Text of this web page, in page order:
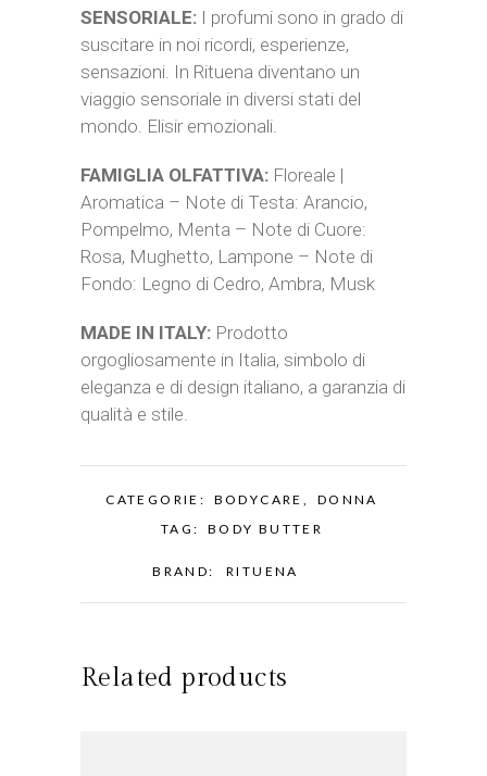
SENSORIALE: I profumi sono in grado di
suscitare in noi ricordi, esperienze,
sensazioni. In Rituena diventano un
viaggio sensoriale in diversi stati del
mondo. Elisir emozionali.
FAMIGLIA OLFATTIVA: Floreale |
Aromatica – Note di Testa: Arancio,
Pompelmo, Menta – Note di Cuore:
Rosa, Mughetto, Lampone – Note di
Fondo: Legno di Cedro, Ambra, Musk
MADE IN ITALY: Prodotto
orgogliosamente in Italia, simbolo di
eleganza e di design italiano, a garanzia di
qualità e stile.
CATEGORIE: BODYCARE ,
DONNA
TAG:
BODY BUTTER
BRAND: RITUENA
Related products